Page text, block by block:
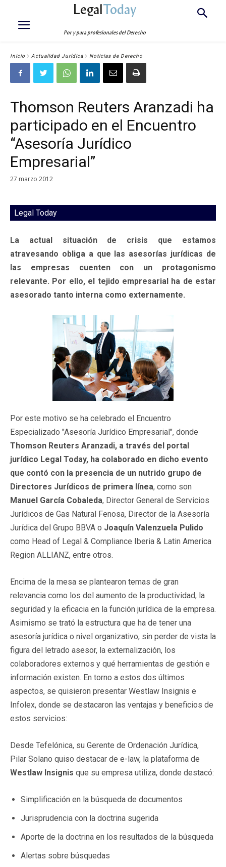
LegalToday
Por y para profesionales del Derecho
Inicio Actualidad Jurídica Noticias de Derecho
Thomson Reuters Aranzadi ha
participado en el Encuentro
“Asesoría Jurídico
Empresarial”
27 marzo 2012
Legal Today
La actual situación de crisis que estamos
atravesando obliga a que las asesorías jurídicas de
las empresas cuenten con un protagonismo
relevante. Por ello, el tejido empresarial ha de estar
asesorado tanto interna como externamente.
Por este motivo se ha celebrado el Encuentro
Especializado "Asesoría Jurídico Empresarial", donde
Thomson Reuters Aranzadi, a través del portal
jurídico Legal Today, ha colaborado en dicho evento
que contó con la presencia de un nutrido grupo de
Directores Jurídicos de primera línea, como son
Manuel García Cobaleda, Director General de Servicios
Jurídicos de Gas Natural Fenosa, Director de la Asesoría
Jurídica del Grupo BBVA o Joaquín Valenzuela Pulido
como Head of Legal & Compliance Iberia & Latin America
Region ALLIANZ, entre otros.
Encima de la mesa se plantearon temas de gran
relevancia como los del aumento de la productividad, la
seguridad y la eficacia en la función jurídica de la empresa.
Asimismo se trató la estructura que ha de tener una
asesoría jurídica o nivel organizativo, sin perder de vista la
figura del letrado asesor, la externalización, los
colaboradores externos y qué herramientas de gestión e
información existen. En torno a estos dos últimos
aspectos, se quisieron presentar Westlaw Insignis e
Infolex, donde se destacaron las ventajas y beneficios de
estos servicios:
Desde Tefelónica, su Gerente de Ordenación Jurídica,
Pilar Solano quiso destacar de e-law, la plataforma de
Westlaw Insignis que su empresa utiliza, donde destacó:
Simplificación en la búsqueda de documentos
Jurisprudencia con la doctrina sugerida
Aporte de la doctrina en los resultados de la búsqueda
Alertas sobre búsquedas